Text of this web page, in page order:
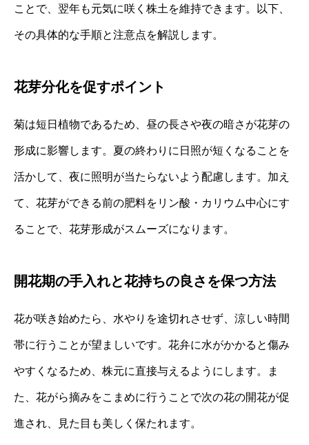
ことで、翌年も元気に咲く株土を維持できます。以下、
その具体的な手順と注意点を解説します。
花芽分化を促すポイント
菊は短日植物であるため、昼の長さや夜の暗さが花芽の
形成に影響します。夏の終わりに日照が短くなることを
活かして、夜に照明が当たらないよう配慮します。加え
て、花芽ができる前の肥料をリン酸・カリウム中心にす
ることで、花芽形成がスムーズになります。
開花期の手入れと花持ちの良さを保つ方法
花が咲き始めたら、水やりを途切れさせず、涼しい時間
帯に行うことが望ましいです。花弁に水がかかると傷み
やすくなるため、株元に直接与えるようにします。ま
た、花がら摘みをこまめに行うことで次の花の開花が促
進され、見た目も美しく保たれます。